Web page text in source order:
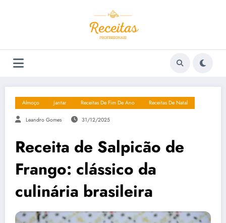
Almoço Jantar Receitas De Fim De Ano Receitas De Natal
Leandro Gomes 31/12/2025
Receita de Salpicão de
Frango: clássico da
culinária brasileira